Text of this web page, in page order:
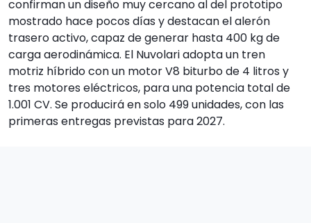
confirman un diseño muy cercano al del prototipo
mostrado hace pocos días y destacan el alerón
trasero activo, capaz de generar hasta 400 kg de
carga aerodinámica. El Nuvolari adopta un tren
motriz híbrido con un motor V8 biturbo de 4 litros y
tres motores eléctricos, para una potencia total de
1.001 CV. Se producirá en solo 499 unidades, con las
primeras entregas previstas para 2027.